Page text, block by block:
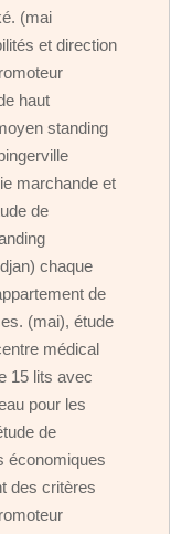
(mai
et direction
haut
standing
marchande et
de
chaque
de
(mai), étude
médical
15 lits avec
pour les
de
économiques
des critères